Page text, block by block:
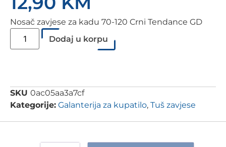
Nosač zavjese za kadu 70-120 Crni Tendance GD
Dodaj u korpu
SKU 0ac05aa3a7cf
Kategorije: Galanterija za kupatilo, Tuš zavjese